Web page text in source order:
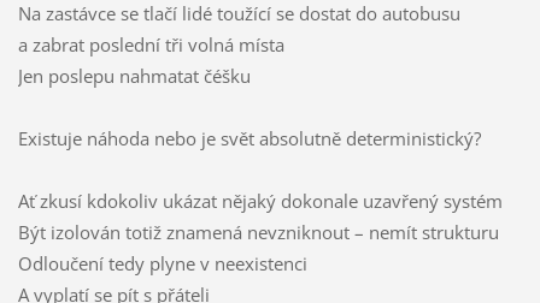
Na zastávce se tlačí lidé toužící se dostat do autobusu
a zabrat poslední tři volná místa
Jen poslepu nahmatat čéšku
Existuje náhoda nebo je svět absolutně deterministický?
Ať zkusí kdokoliv ukázat nějaký dokonale uzavřený systém
Být izolován totiž znamená nevzniknout – nemít strukturu
Odloučení tedy plyne v neexistenci
A vyplatí se pít s přáteli